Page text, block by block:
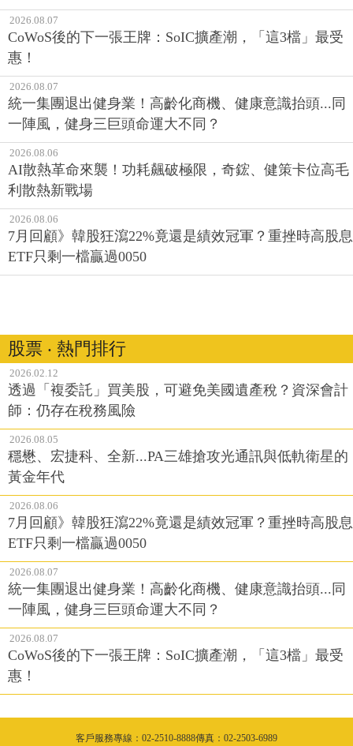
2026.08.07
CoWoS後的下一張王牌：SoIC擴產潮，「這3檔」最受
惠！
2026.08.07
統一集團退出健身業！高齡化商機、健康意識抬頭...同
一陣風，健身三巨頭命運大不同？
2026.08.06
AI散熱革命來襲！功耗飆破極限，奇鋐、健策卡位高毛
利散熱新戰場
2026.08.06
7月回顧》韓股狂瀉22%竟還是績效冠軍？重挫時高股息
ETF只剩一檔贏過0050
股票 ‧ 熱門排行
2026.02.12
透過「複委託」買美股，可避免美國遺產稅？資深會計
師：仍存在稅務風險
2026.08.05
穩懋、宏捷科、全新...PA三雄搶攻光通訊與低軌衛星的
黃金年代
2026.08.06
7月回顧》韓股狂瀉22%竟還是績效冠軍？重挫時高股息
ETF只剩一檔贏過0050
2026.08.07
統一集團退出健身業！高齡化商機、健康意識抬頭...同
一陣風，健身三巨頭命運大不同？
2026.08.07
CoWoS後的下一張王牌：SoIC擴產潮，「這3檔」最受
惠！
客戶服務專線：02-2510-8888傳真：02-2503-6989